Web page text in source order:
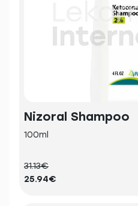
Nizoral Shampoo
100ml
31.13€
25.94€